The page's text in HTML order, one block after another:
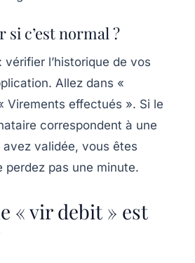
c’est normal ?
l’historique de vos
Allez dans «
Virements effectués ». Si le
correspondent à une
validée, vous êtes
perdez pas une minute.
« vir debit » est